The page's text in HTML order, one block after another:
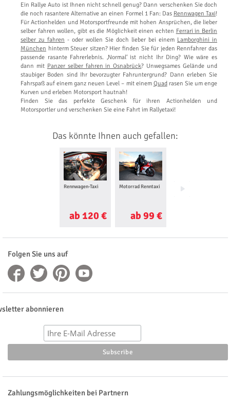
Ein Rallye Auto ist Ihnen nicht schnell genug? Dann verschenken Sie doch
die noch rasantere Alternative an einen Formel 1 Fan: Das Rennwagen Taxi!
Für Actionhelden und Motorsportfreunde mit hohen Ansprüchen, die lieber
selber fahren wollen, gibt es die Möglichkeit einen echten Ferrari in Berlin
selber zu fahren - oder wollen Sie doch lieber bei einem Lamborghini in
München hinterm Steuer sitzen? Hier finden Sie für jeden Rennfahrer das
passende rasante Fahrerlebnis. ‚Normal‘ ist nicht Ihr Ding? Wie wäre es
dann mit Panzer selber fahren in Osnabrück? Unwegsames Gelände und
staubiger Boden sind Ihr bevorzugter Fahruntergrund? Dann erleben Sie
Fahrspaß auf einem ganz neuen Level – mit einem Quadrasen Sie um enge
Kurven und erleben Motorsport hautnah!
Finden Sie das perfekte Geschenk für ihren Actionhelden und
Motorsportler und verschenken Sie eine Fahrt im Rallyetaxi!
Das könnte Ihnen auch gefallen:
Rennwagen-Taxi
ab 120 €
Motorrad Renntaxi
ab 99 €
Drift Taxi
Folgen Sie uns auf
abonnieren
Zahlungsmöglichkeiten bei Partnern